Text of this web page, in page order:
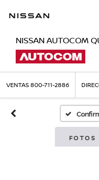
NISSAN AUTOCOM
VENTAS800-711-2886
FOTOS
Por